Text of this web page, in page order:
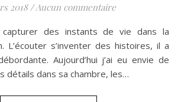
2018 /Aucun commentaire
L’écouter s’inventer des histoires, il a
Aujourd’hui j’ai eu envie de
détails dans sa chambre, les…